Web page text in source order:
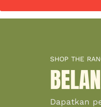
SHOP THE
Dapatkan